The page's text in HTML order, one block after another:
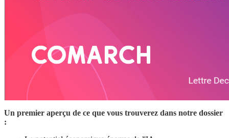
Un premier aperçu de ce que vous trouverez dans notre dossier
: